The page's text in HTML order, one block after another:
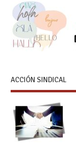
ACCIÓN SINDICAL